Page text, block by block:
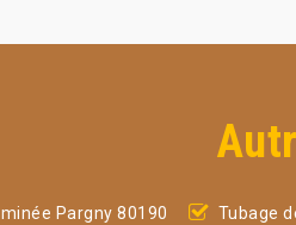
Pargny 80190 Tubage